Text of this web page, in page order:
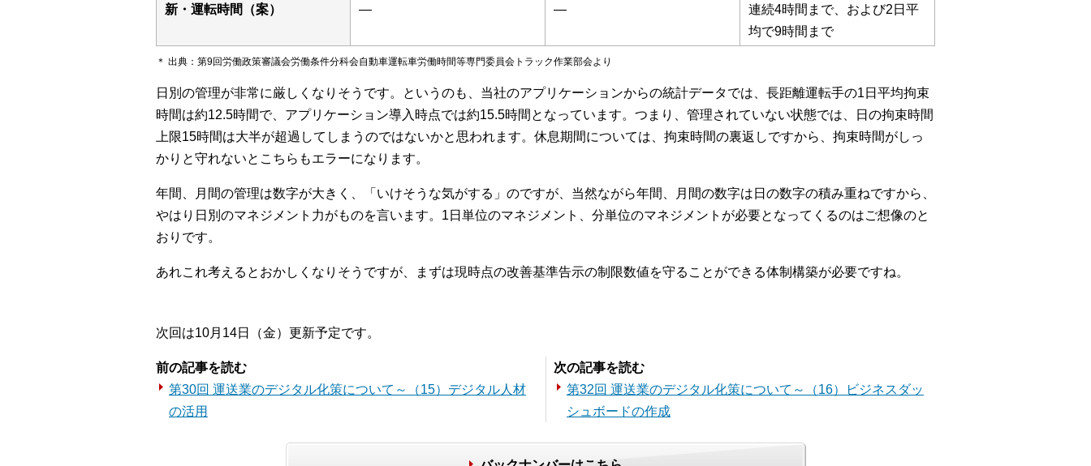
新・運転時間（案） ― ―
連続4時間まで、および2日平
均で9時間まで
＊ 出典：第9回労働政策審議会労働条件分科会自動車運転車労働時間等専門委員会トラック作業部会より
日別の管理が非常に厳しくなりそうです。というのも、当社のアプリケーションからの統計データでは、長距離運転手の1日平均拘束
時間は約12.5時間で、アプリケーション導入時点では約15.5時間となっています。つまり、管理されていない状態では、日の拘束時間
上限15時間は大半が超過してしまうのではないかと思われます。休息期間については、拘束時間の裏返しですから、拘束時間がしっ
かりと守れないとこちらもエラーになります。
年間、月間の管理は数字が大きく、「いけそうな気がする」のですが、当然ながら年間、月間の数字は日の数字の積み重ねですから、
やはり日別のマネジメント力がものを言います。1日単位のマネジメント、分単位のマネジメントが必要となってくるのはご想像のと
おりです。
あれこれ考えるとおかしくなりそうですが、まずは現時点の改善基準告示の制限数値を守ることができる体制構築が必要ですね。
次回は10月14日（金）更新予定です。
前の記事を読む
第30回 運送業のデジタル化策について～（15）デジタル人材
の活用
次の記事を読む
第32回 運送業のデジタル化策について～（16）ビジネスダッ
シュボードの作成